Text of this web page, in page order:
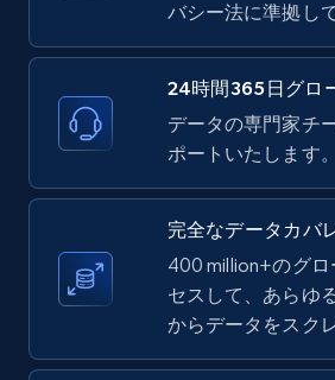
1.5K+ 無
X (formerly Twitter) - Posts
posted, Photos, URL, Quoted
10.4K+ 1.2K+ 無
バシー法に準拠し
24時間365日グロ
データの専門家チ
ポートいたします。
完全なデータカバ
400 million+のグロ
セスして、あらゆ
からデータをスク